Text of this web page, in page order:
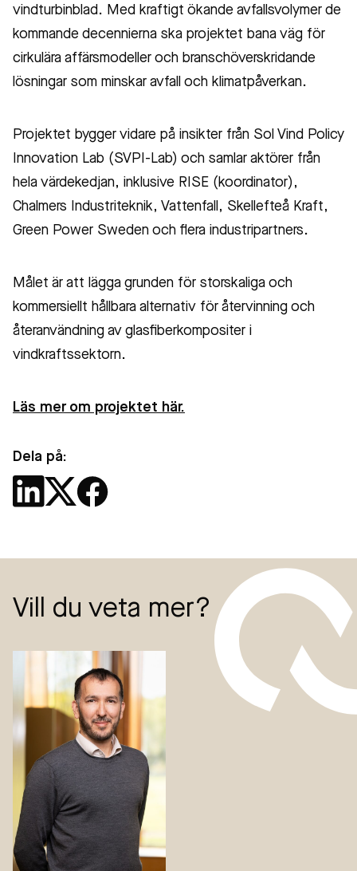
vindturbinblad. Med kraftigt ökande avfallsvolymer de
kommande decennierna ska projektet bana väg för
cirkulära affärsmodeller och branschöverskridande
lösningar som minskar avfall och klimatpåverkan.
Projektet bygger vidare på insikter från Sol Vind Policy
Innovation Lab (SVPI-Lab) och samlar aktörer från
hela värdekedjan, inklusive RISE (koordinator),
Chalmers Industriteknik, Vattenfall, Skellefteå Kraft,
Green Power Sweden och flera industripartners.
Målet är att lägga grunden för storskaliga och
kommersiellt hållbara alternativ för återvinning och
återanvändning av glasfiberkompositer i
vindkraftssektorn.
Läs mer om projektet här.
Dela på:
Vill du veta mer?